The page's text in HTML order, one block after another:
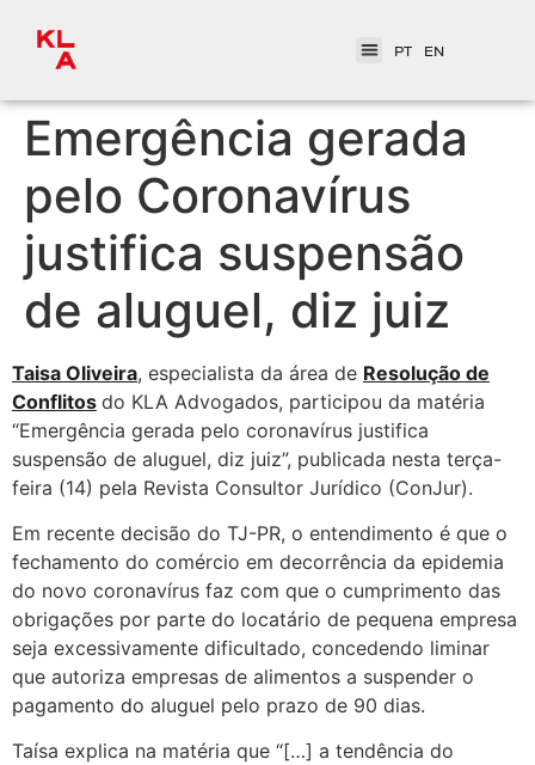
PT EN
Emergência gerada
pelo Coronavírus
justifica suspensão
de aluguel, diz juiz
Taisa Oliveira, especialista da área de Resolução de
Conflitos do KLA Advogados, participou da matéria
“Emergência gerada pelo coronavírus justifica
suspensão de aluguel, diz juiz”, publicada nesta terça-
feira (14) pela Revista Consultor Jurídico (ConJur).
Em recente decisão do TJ-PR, o entendimento é que o
fechamento do comércio em decorrência da epidemia
do novo coronavírus faz com que o cumprimento das
obrigações por parte do locatário de pequena empresa
seja excessivamente dificultado, concedendo liminar
que autoriza empresas de alimentos a suspender o
pagamento do aluguel pelo prazo de 90 dias.
Taísa explica na matéria que “[…] a tendência do